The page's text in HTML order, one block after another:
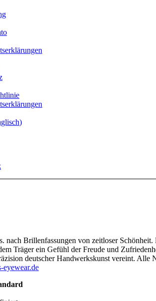
)
nach Brillenfassungen von zeitloser
Träger ein Gefühl der Freude und
deutscher Handwerkskunst vereint. Alle